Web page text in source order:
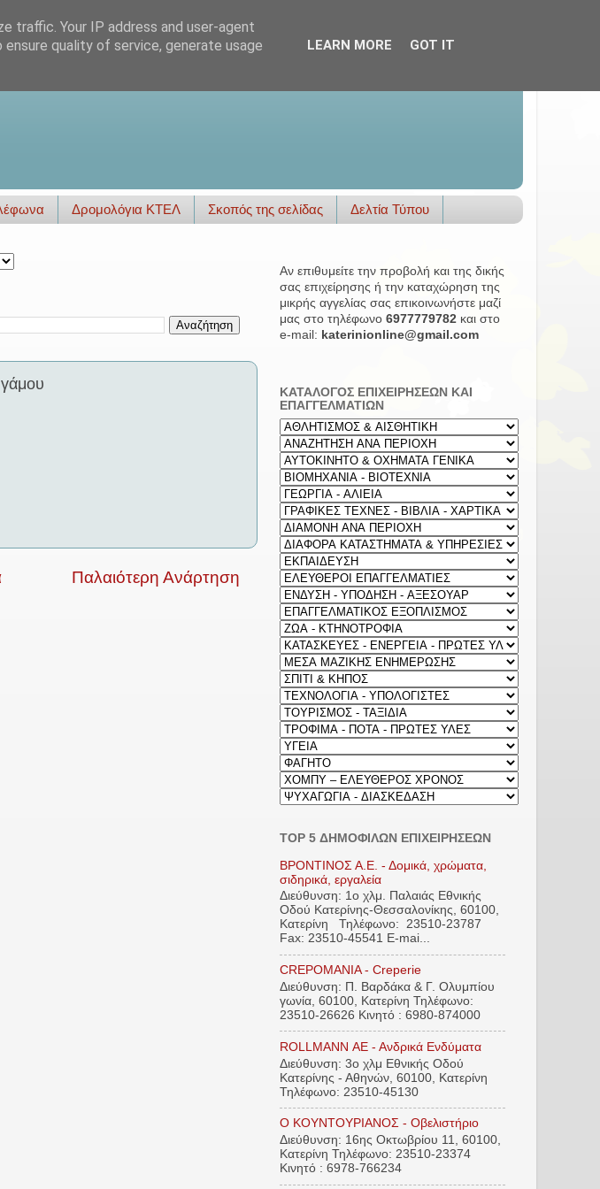
Δρομολόγια ΚΤΕΛ Σκοπός της σελίδας Δελτία Τύπου
Παλαιότερη Ανάρτηση
Αν επιθυμείτε την προβολή και της δικής
σας επιχείρησης ή την καταχώρηση της
μικρής αγγελίας σας επικοινωνήστε μαζί
μας στο τηλέφωνο 6977779782 και στο
e-mail: katerinionline@gmail.com
ΚΑΤΑΛΟΓΟΣ ΕΠΙΧΕΙΡΗΣΕΩΝ ΚΑΙ
ΕΠΑΓΓΕΛΜΑΤΙΩΝ
TOP 5 ΔΗΜΟΦΙΛΩΝ ΕΠΙΧΕΙΡΗΣΕΩΝ
ΒΡΟΝΤΙΝΟΣ Α.Ε. - Δομικά, χρώματα,
σιδηρικά, εργαλεία
Διεύθυνση: 1ο χλμ. Παλαιάς Εθνικής
Οδού Κατερίνης-Θεσσαλονίκης, 60100,
Κατερίνη Τηλέφωνο: 23510-23787
Fax: 23510-45541 E-mai...
CREPOMANIA - Creperie
Διεύθυνση: Π. Βαρδάκα & Γ. Ολυμπίου
γωνία, 60100, Κατερίνη Τηλέφωνο:
23510-26626 Κινητό : 6980-874000
ROLLMANN ΑΕ - Ανδρικά Ενδύματα
Διεύθυνση: 3ο χλμ Εθνικής Οδού
Κατερίνης - Αθηνών, 60100, Κατερίνη
Τηλέφωνο: 23510-45130
Ο ΚΟΥΝΤΟΥΡΙΑΝΟΣ - Οβελιστήριο
Διεύθυνση: 16ης Οκτωβρίου 11, 60100,
Κατερίνη Τηλέφωνο: 23510-23374
Κινητό : 6978-766234
traffic. Your IP address and user-agent
quality of service, generate usage
LEARN MORE GOT IT